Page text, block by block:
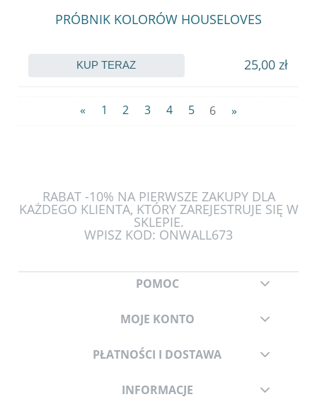
PRÓBNIK KOLORÓW HOUSELOVES
25,00 zł
KUP TERAZ
« 1 2 3 4 5 6 »
RABAT -10% NA PIERWSZE ZAKUPY DLA
KAŻDEGO KLIENTA, KTÓRY ZAREJESTRUJE SIĘ W
SKLEPIE.
WPISZ KOD: ONWALL673
POMOC
MOJE KONTO
PŁATNOŚCI I DOSTAWA
INFORMACJE